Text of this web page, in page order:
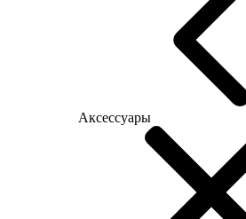
Аксессуары